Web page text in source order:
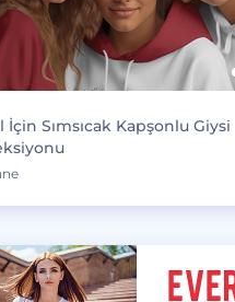
İçin Sımsıcak Kapşonlu Giysi